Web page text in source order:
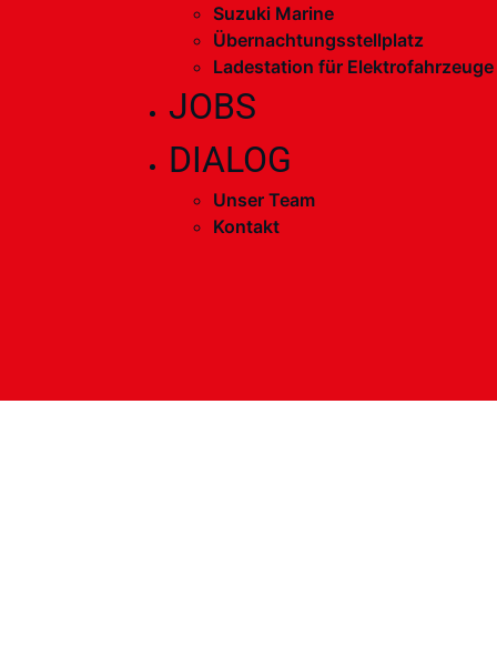
Suzuki Marine
Übernachtungsstellplatz
Ladestation für Elektrofahrzeuge
JOBS
DIALOG
Unser Team
Kontakt